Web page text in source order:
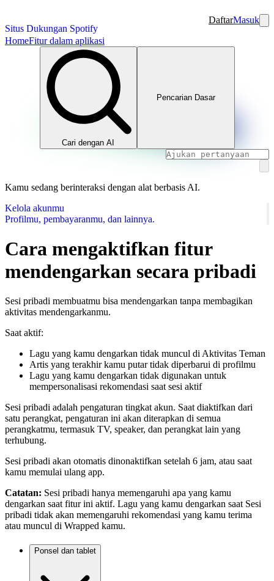
Situs Dukungan Spotify
DaftarMasuk
HomeFitur dalam aplikasi
Cari dengan AI
Pencarian Dasar
Kamu sedang berinteraksi dengan alat berbasis AI.
Kelola akunmu
Profilmu, pembayaranmu, dan lainnya.
Cara mengaktifkan fitur
mendengarkan secara pribadi
Sesi pribadi membuatmu bisa mendengarkan tanpa membagikan
aktivitas mendengarkanmu.
Saat aktif:
Lagu yang kamu dengarkan tidak muncul di Aktivitas Teman
Artis yang terakhir kamu putar tidak diperbarui di profilmu
Lagu yang kamu dengarkan tidak digunakan untuk
mempersonalisasi rekomendasi saat sesi aktif
Sesi pribadi adalah pengaturan tingkat akun. Saat diaktifkan dari
satu perangkat, pengaturan ini akan diterapkan di semua
perangkatmu, termasuk TV, speaker, dan perangkat lain yang
terhubung.
Sesi pribadi akan otomatis dinonaktifkan setelah 6 jam, atau saat
kamu memulai ulang app.
Catatan: Sesi pribadi hanya memengaruhi apa yang kamu
dengarkan saat fitur ini aktif. Lagu yang kamu dengarkan saat Sesi
pribadi tidak akan memengaruhi rekomendasi yang kamu terima
atau muncul di Wrapped kamu.
Ponsel dan tablet